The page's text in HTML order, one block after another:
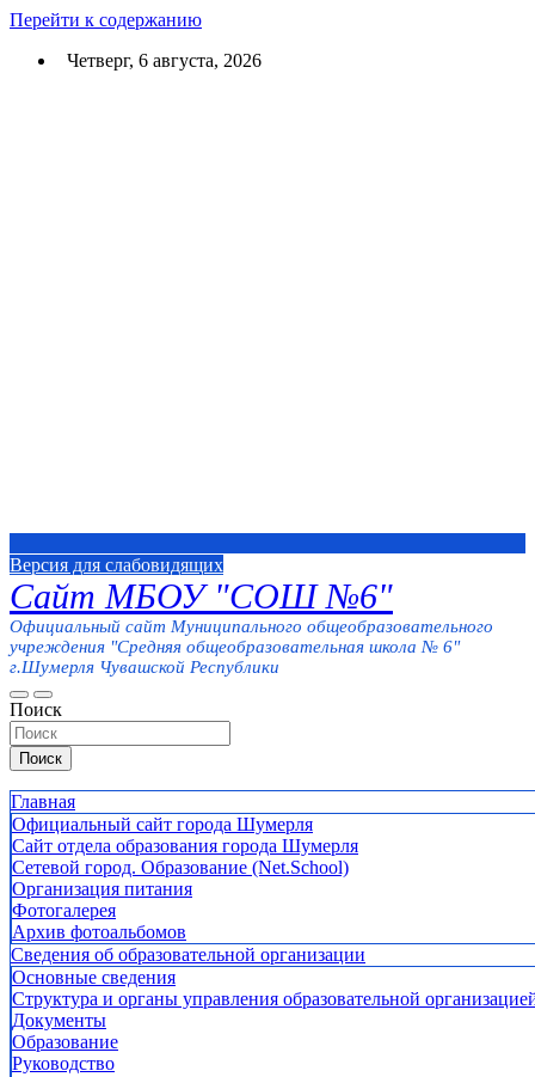
Перейти к содержанию
Четверг, 6 августа, 2026
Версия для слабовидящих
Сайт МБОУ "СОШ №6"
Официальный сайт Муниципального общеобразовательного
учреждения "Средняя общеобразовательная школа № 6"
г.Шумерля Чувашской Республики
Поиск
Поиск
Главная
Официальный сайт города Шумерля
Сайт отдела образования города Шумерля
Сетевой город. Образование (Net.School)
Организация питания
Фотогалерея
Архив фотоальбомов
Сведения об образовательной организации
Основные сведения
Структура и органы управления образовательной
Документы
Образование
Руководство